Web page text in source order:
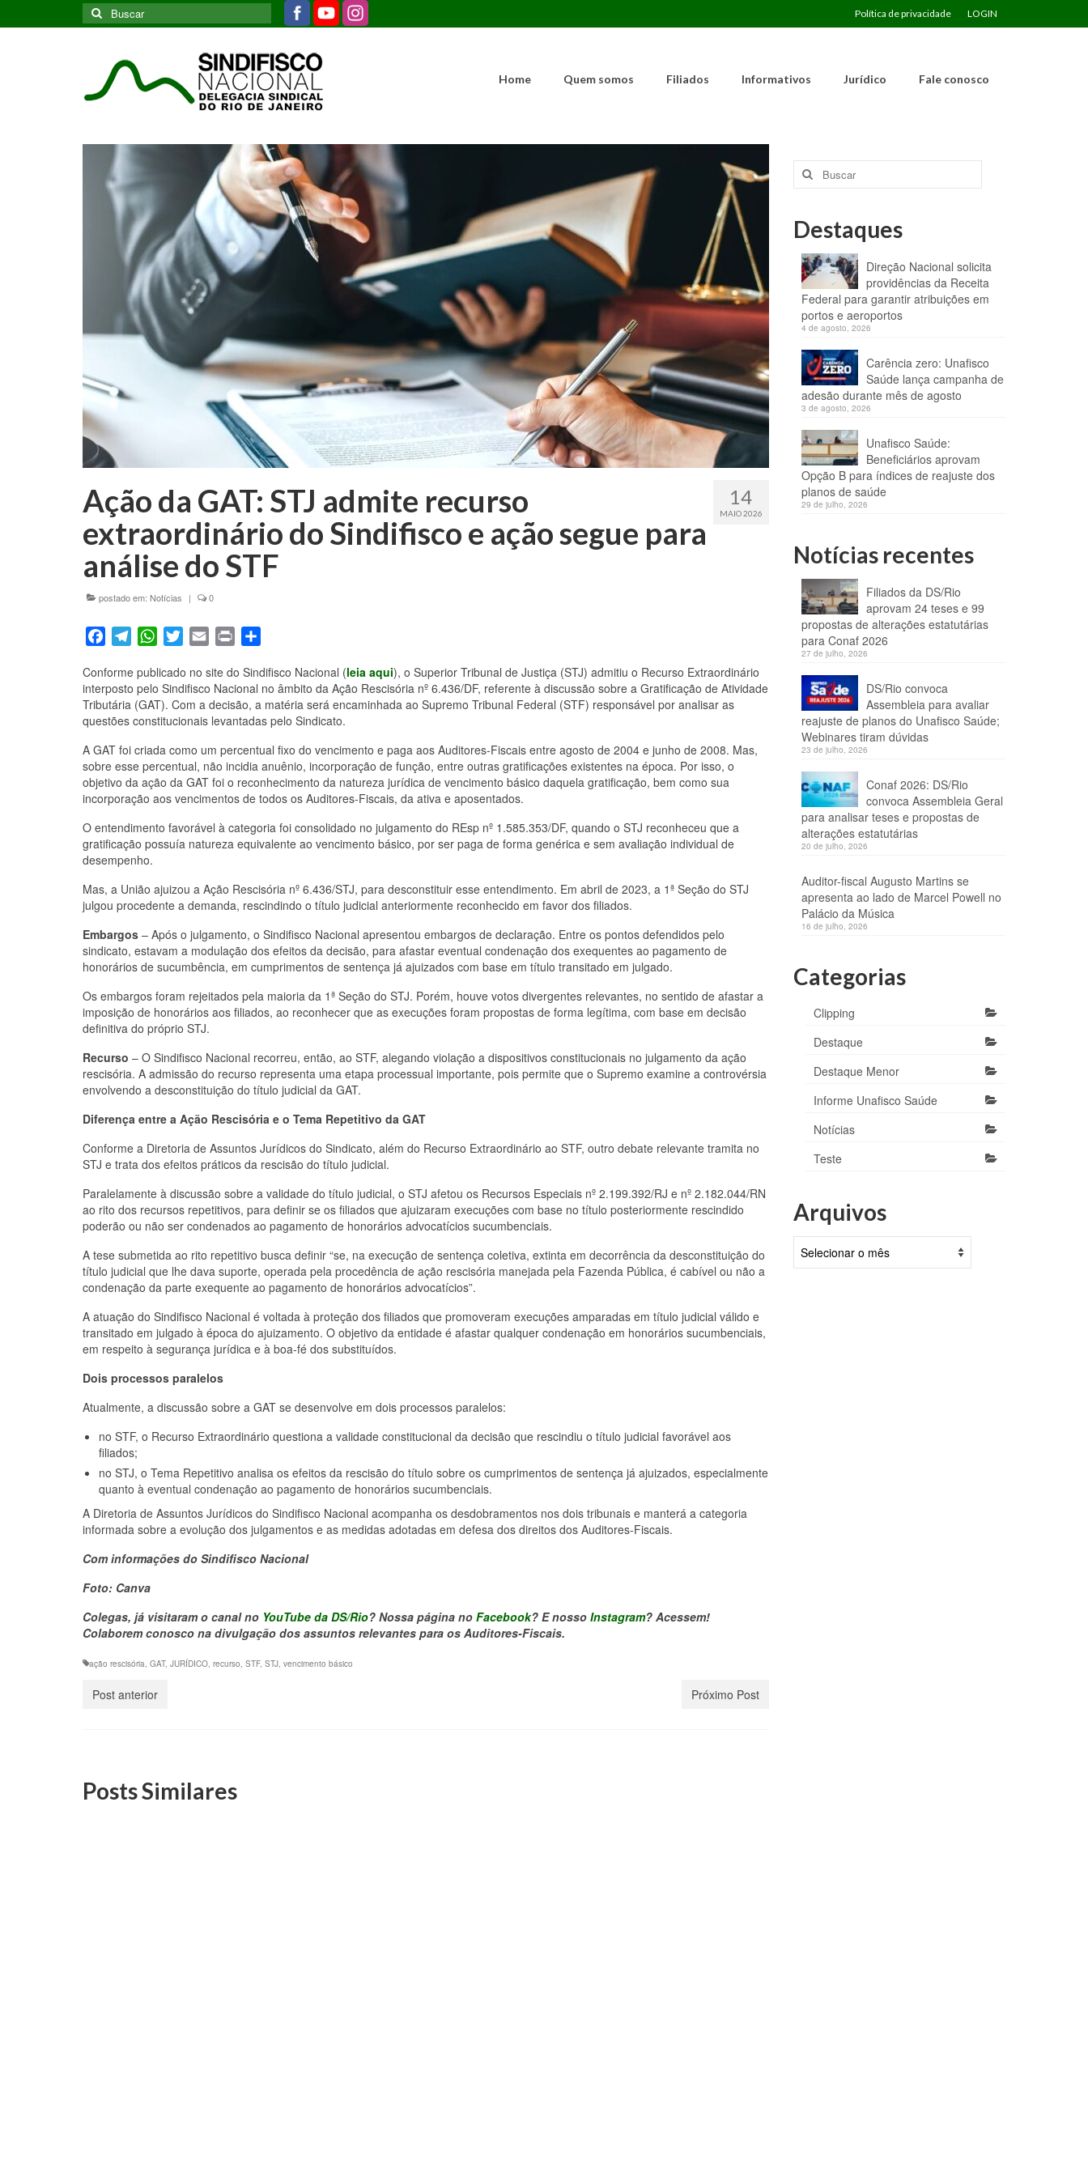
Política de privacidade LOGIN
Buscar
por:
Home Quem somos Filiados Informativos Jurídico Fale conosco
14
MAIO 2026
Ação da GAT: STJ admite recurso
extraordinário do Sindifisco e ação segue para
análise do STF
postado em: Notícias | 0
FacebookTelegramWhatsAppTwitterEmail Print
Conforme publicado no site do Sindifisco Nacional (leia aqui), o Superior Tribunal de Justiça (STJ) admitiu o Recurso Extraordinário
interposto pelo Sindifisco Nacional no âmbito da Ação Rescisória nº 6.436/DF, referente à discussão sobre a Gratificação de Atividade
Tributária (GAT). Com a decisão, a matéria será encaminhada ao Supremo Tribunal Federal (STF) responsável por analisar as
questões constitucionais levantadas pelo Sindicato.
A GAT foi criada como um percentual fixo do vencimento e paga aos Auditores-Fiscais entre agosto de 2004 e junho de 2008. Mas,
sobre esse percentual, não incidia anuênio, incorporação de função, entre outras gratificações existentes na época. Por isso, o
objetivo da ação da GAT foi o reconhecimento da natureza jurídica de vencimento básico daquela gratificação, bem como sua
incorporação aos vencimentos de todos os Auditores-Fiscais, da ativa e aposentados.
O entendimento favorável à categoria foi consolidado no julgamento do REsp nº 1.585.353/DF, quando o STJ reconheceu que a
gratificação possuía natureza equivalente ao vencimento básico, por ser paga de forma genérica e sem avaliação individual de
desempenho.
Mas, a União ajuizou a Ação Rescisória nº 6.436/STJ, para desconstituir esse entendimento. Em abril de 2023, a 1ª Seção do STJ
julgou procedente a demanda, rescindindo o título judicial anteriormente reconhecido em favor dos filiados.
Embargos – Após o julgamento, o Sindifisco Nacional apresentou embargos de declaração. Entre os pontos defendidos pelo
sindicato, estavam a modulação dos efeitos da decisão, para afastar eventual condenação dos exequentes ao pagamento de
honorários de sucumbência, em cumprimentos de sentença já ajuizados com base em título transitado em julgado.
Os embargos foram rejeitados pela maioria da 1ª Seção do STJ. Porém, houve votos divergentes relevantes, no sentido de afastar a
imposição de honorários aos filiados, ao reconhecer que as execuções foram propostas de forma legítima, com base em decisão
definitiva do próprio STJ.
Recurso – O Sindifisco Nacional recorreu, então, ao STF, alegando violação a dispositivos constitucionais no julgamento da ação
rescisória. A admissão do recurso representa uma etapa processual importante, pois permite que o Supremo examine a controvérsia
envolvendo a desconstituição do título judicial da GAT.
Diferença entre a Ação Rescisória e o Tema Repetitivo da GAT
Conforme a Diretoria de Assuntos Jurídicos do Sindicato, além do Recurso Extraordinário ao STF, outro debate relevante tramita no
STJ e trata dos efeitos práticos da rescisão do título judicial.
Paralelamente à discussão sobre a validade do título judicial, o STJ afetou os Recursos Especiais nº 2.199.392/RJ e nº 2.182.044/RN
ao rito dos recursos repetitivos, para definir se os filiados que ajuizaram execuções com base no título posteriormente rescindido
poderão ou não ser condenados ao pagamento de honorários advocatícios sucumbenciais.
A tese submetida ao rito repetitivo busca definir “se, na execução de sentença coletiva, extinta em decorrência da desconstituição do
título judicial que lhe dava suporte, operada pela procedência de ação rescisória manejada pela Fazenda Pública, é cabível ou não a
condenação da parte exequente ao pagamento de honorários advocatícios”.
A atuação do Sindifisco Nacional é voltada à proteção dos filiados que promoveram execuções amparadas em título judicial válido e
transitado em julgado à época do ajuizamento. O objetivo da entidade é afastar qualquer condenação em honorários sucumbenciais,
em respeito à segurança jurídica e à boa-fé dos substituídos.
Dois processos paralelos
Atualmente, a discussão sobre a GAT se desenvolve em dois processos paralelos:
no STF, o Recurso Extraordinário questiona a validade constitucional da decisão que rescindiu o título judicial favorável aos
filiados;
no STJ, o Tema Repetitivo analisa os efeitos da rescisão do título sobre os cumprimentos de sentença já ajuizados, especialmente
quanto à eventual condenação ao pagamento de honorários sucumbenciais.
A Diretoria de Assuntos Jurídicos do Sindifisco Nacional acompanha os desdobramentos nos dois tribunais e manterá a categoria
informada sobre a evolução dos julgamentos e as medidas adotadas em defesa dos direitos dos Auditores-Fiscais.
Com informações do Sindifisco Nacional
Foto: Canva
Colegas, já visitaram o canal no YouTube da DS/Rio? Nossa página no Facebook? E nosso Instagram? Acessem!
Colaborem conosco na divulgação dos assuntos relevantes para os Auditores-Fiscais.
ação rescisória GAT, JURÍDICO recurso STF, STJ vencimento básico
Post anterior Próximo Post
Posts Similares
Buscar
por:
Destaques
Direção Nacional solicita
providências da Receita
Federal para garantir atribuições em
portos e aeroportos
4 de agosto, 2026
Carência zero: Unafisco
Saúde lança campanha de
adesão durante mês de agosto
3 de agosto, 2026
Unafisco Saúde:
Beneficiários aprovam
Opção B para índices de reajuste dos
planos de saúde
29 de julho, 2026
Notícias recentes
Filiados da DS/Rio
aprovam 24 teses e 99
propostas de alterações estatutárias
para Conaf 2026
27 de julho, 2026
DS/Rio convoca
Assembleia para avaliar
reajuste de planos do Unafisco Saúde;
Webinares tiram dúvidas
23 de julho, 2026
Conaf 2026: DS/Rio
convoca Assembleia Geral
para analisar teses e propostas de
alterações estatutárias
20 de julho, 2026
Auditor-fiscal Augusto Martins se
apresenta ao lado de Marcel Powell no
Palácio da Música
16 de julho, 2026
Categorias
Clipping
Destaque
Destaque Menor
Informe Unafisco Saúde
Notícias
Teste
Arquivos